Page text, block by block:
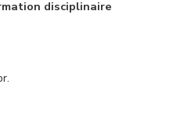
disciplinaire